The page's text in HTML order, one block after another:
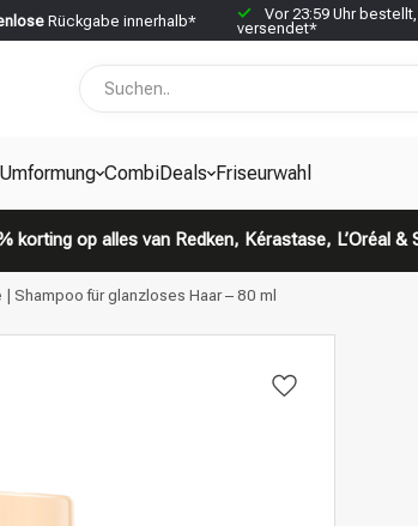
Rückgabe innerhalb* Vor 23:59 Uhr bestellt,
versendet*
Umformung CombiDeals Friseurwahl
korting op alles van Redken, Kérastase, L’Oréal &
Shampoo für glanzloses Haar – 80 ml